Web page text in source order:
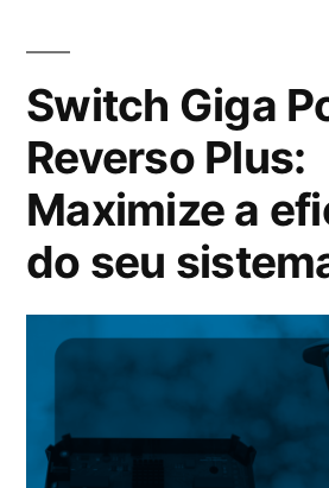
Switch Giga
Reverso Plus:
Maximize a
do seu